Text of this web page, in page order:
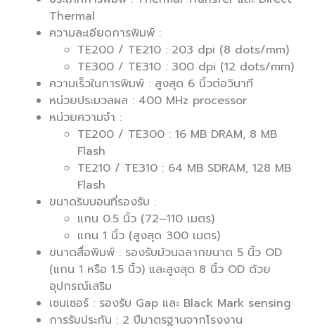
Thermal
ความละเอียดการพิมพ์ :
TE200 / TE210 : 203 dpi (8 dots/mm)
TE300 / TE310 : 300 dpi (12 dots/mm)
ความเร็วในการพิมพ์ : สูงสุด 6 นิ้วต่อวินาที
หน่วยประมวลผล : 400 MHz processor
หน่วยความจำ :
TE200 / TE300 : 16 MB DRAM, 8 MB
Flash
TE210 / TE310 : 64 MB SDRAM, 128 MB
Flash
ขนาดริบบอนที่รองรับ :
แกน 0.5 นิ้ว (72–110 เมตร)
แกน 1 นิ้ว (สูงสุด 300 เมตร)
ขนาดสื่อพิมพ์ : รองรับม้วนฉลากขนาด 5 นิ้ว OD
(แกน 1 หรือ 1.5 นิ้ว) และสูงสุด 8 นิ้ว OD ด้วย
อุปกรณ์เสริม
เซนเซอร์ : รองรับ Gap และ Black Mark sensing
การรับประกัน : 2 ปีมาตรฐานจากโรงงาน